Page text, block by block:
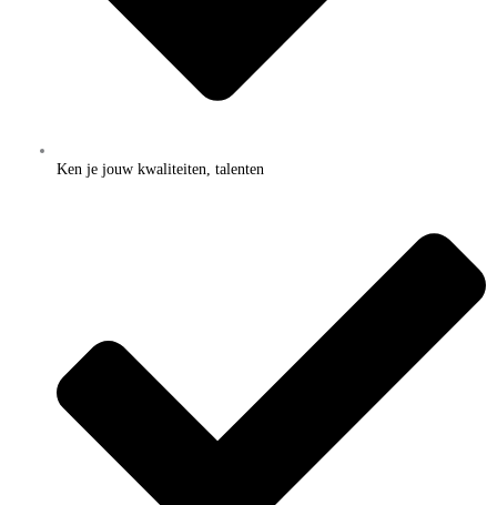
Ken je jouw kwaliteiten, talenten